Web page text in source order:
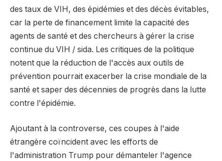
des taux de VIH, des épidémies et des décès évitables,
car la perte de financement limite la capacité des
agents de santé et des chercheurs à gérer la crise
continue du VIH / sida. Les critiques de la politique
notent que la réduction de l'accès aux outils de
prévention pourrait exacerber la crise mondiale de la
santé et saper des décennies de progrès dans la lutte
contre l'épidémie.
Ajoutant à la controverse, ces coupes à l'aide
étrangère coïncident avec les efforts de
l'administration Trump pour démanteler l'agence